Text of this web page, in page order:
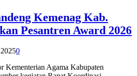
Kemenag Kab.
Pesantren Award 2026
0
Kementerian Agama Kabupaten